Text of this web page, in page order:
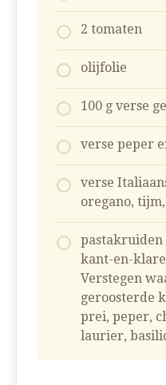
2 tomaten
olijfolie
100 g verse
verse peper
verse
oregano,
kant-en-
Verstegen
geroosterde
prei, peper,
laurier,